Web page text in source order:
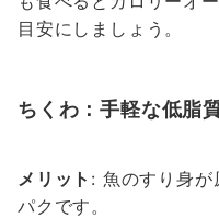
目安にしましょう。
ちくわ：手軽な低脂
メリット : 魚のすり身が
パクです。